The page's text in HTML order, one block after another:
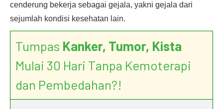
cenderung bekerja sebagai gejala, yakni gejala dari
sejumlah kondisi kesehatan lain.
Tumpas Kanker, Tumor, Kista
Mulai 30 Hari Tanpa Kemoterapi
dan Pembedahan?!